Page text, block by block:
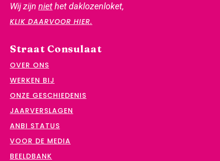
Wij zijn niethet daklozenloket,
KLIK DAARVOOR HIER.
Straat Consulaat
OVER ONS
WERKEN BIJ
ONZE GESCHIEDENIS
JAARVERSLAGEN
ANBI STATUS
VOOR DE MEDIA
BEELDBANK